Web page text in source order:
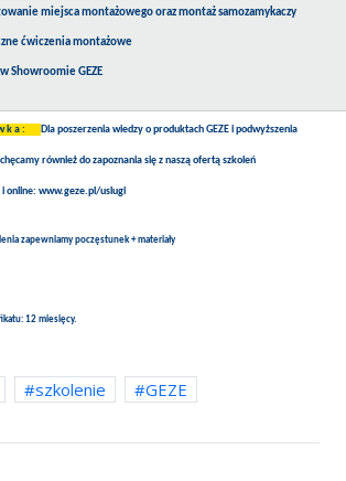
miejsca montażowego oraz montaż samozamykaczy
ćwiczenia montażowe
Showroomie GEZE
k a : Dla poszerzenia wiedzy o produktach GEZE i podwyższenia
również do zapoznania się z naszą ofertą szkoleń
online: www.geze.pl/uslugi
zapewniamy poczęstunek + materiały
12 miesięcy.
szkolenie GEZE